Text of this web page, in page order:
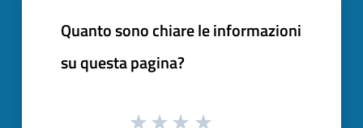
Quanto sono chiare le informazioni
su questa pagina?